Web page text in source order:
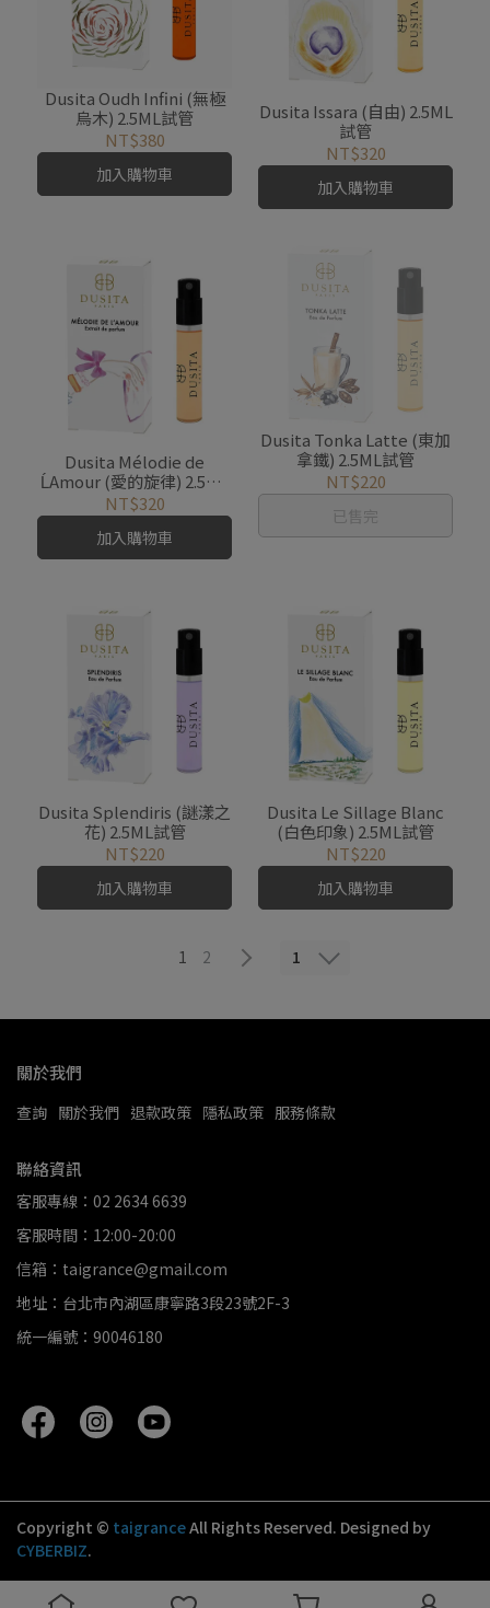
Dusita Oudh Infini (無極
烏木) 2.5ML試管
NT$380
加入購物車
Dusita Issara (自由) 2.5ML
試管
NT$320
加入購物車
Dusita Mélodie de
ĹAmour (愛的旋律) 2.5ML
試管
NT$320
加入購物車
Dusita Tonka Latte (東加
拿鐵) 2.5ML試管
NT$220
已售完
Dusita Splendiris (謎漾之
花) 2.5ML試管
NT$220
加入購物車
Dusita Le Sillage Blanc
(白色印象) 2.5ML試管
NT$220
加入購物車
1 2 1
關於我們
查詢 關於我們 退款政策 隱私政策 服務條款
聯絡資訊
客服專線：02 2634 6639
客服時間：12:00-20:00
信箱：taigrance@gmail.com
地址：台北市內湖區康寧路3段23號2F-3
統一編號：90046180
Copyright © taigranceAll Rights Reserved. Designed by
CYBERBIZ.